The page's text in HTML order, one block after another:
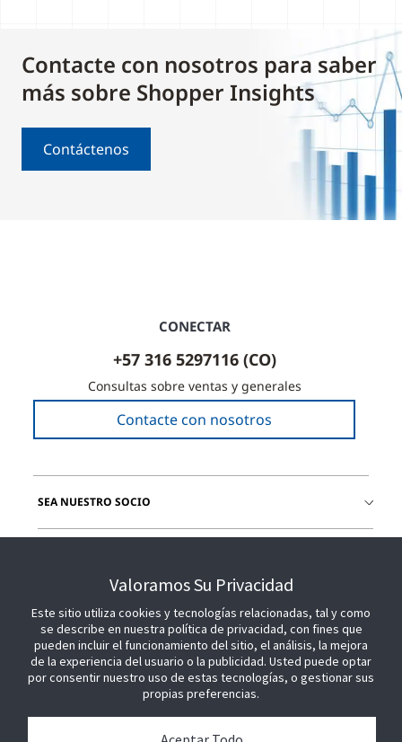
Contacte con nosotros para saber
más sobre Shopper Insights
Contáctenos
CONECTAR
+57 316 5297116 (CO)
Consultas sobre ventas y generales
Contacte con nosotros
SEA NUESTRO SOCIO
Valoramos Su Privacidad
Este sitio utiliza cookies y tecnologías relacionadas, tal y como
se describe en nuestra política de privacidad, con fines que
pueden incluir el funcionamiento del sitio, el análisis, la mejora
de la experiencia del usuario o la publicidad. Usted puede optar
por consentir nuestro uso de estas tecnologías, o gestionar sus
propias preferencias.